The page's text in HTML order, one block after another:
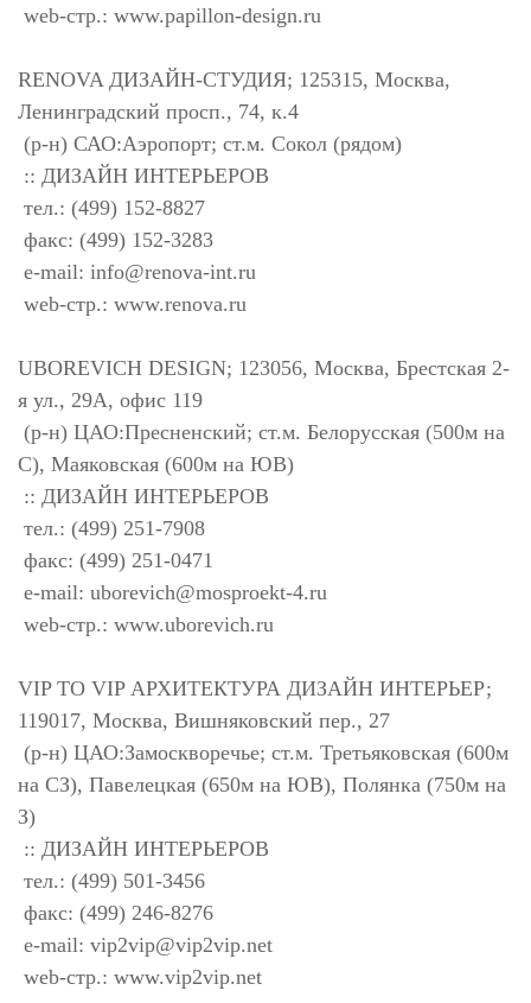
web-стр.: www.papillon-design.ru
RENOVA ДИЗАЙН-СТУДИЯ; 125315, Москва,
Ленинградский просп., 74, к.4
(р-н) САО:Аэропорт; ст.м. Сокол (рядом)
:: ДИЗАЙН ИНТЕРЬЕРОВ
тел.: (499) 152-8827
факс: (499) 152-3283
e-mail: info@renova-int.ru
web-стр.: www.renova.ru
UBOREVICH DESIGN; 123056, Москва, Брестская 2-
я ул., 29А, офис 119
(р-н) ЦАО:Пресненский; ст.м. Белорусская (500м на
С), Маяковская (600м на ЮВ)
:: ДИЗАЙН ИНТЕРЬЕРОВ
тел.: (499) 251-7908
факс: (499) 251-0471
e-mail: uborevich@mosproekt-4.ru
web-стр.: www.uborevich.ru
VIP TO VIP АРХИТЕКТУРА ДИЗАЙН ИНТЕРЬЕР;
119017, Москва, Вишняковский пер., 27
(р-н) ЦАО:Замоскворечье; ст.м. Третьяковская (600м
на СЗ), Павелецкая (650м на ЮВ), Полянка (750м на
З)
:: ДИЗАЙН ИНТЕРЬЕРОВ
тел.: (499) 501-3456
факс: (499) 246-8276
e-mail: vip2vip@vip2vip.net
web-стр.: www.vip2vip.net